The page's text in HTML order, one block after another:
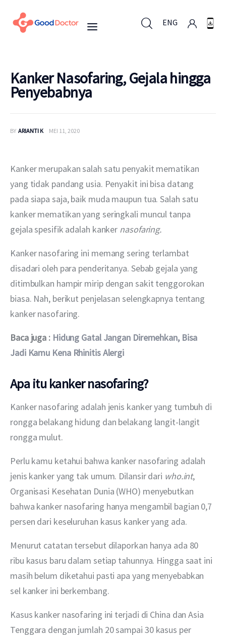
ENG
ENG
Mengapa Good Doctor
Berita
Layanan
Kanker Nasofaring, Gejala hingga
Penyebabnya
BY ARIANTI K MEI 11, 2020
Kanker merupakan salah satu penyakit mematikan
yang tidak pandang usia. Penyakit ini bisa datang
pada siapa saja, baik muda maupun tua. Salah satu
kanker mematikan yang seringkali muncul tanpa
gejala spesifik adalah kanker nasofaring.
Kanker nasofaring ini memang sering terlambat
disadari oleh para penderitanya. Sebab gejala yang
ditimbulkan hampir mirip dengan sakit tenggorokan
biasa. Nah, berikut penjelasan selengkapnya tentang
kanker nasofaring.
Baca juga : Hidung Gatal Jangan Diremehkan, Bisa
Jadi Kamu Kena Rhinitis Alergi
Apa itu kanker nasofaring?
Kanker nasofaring adalah jenis kanker yang tumbuh di
rongga belakang hidung dan belakang langit-langit
rongga mulut.
Perlu kamu ketahui bahwa kanker nasofaring adalah
jenis kanker yang tak umum. Dilansir dari who.int,
Organisasi Kesehatan Dunia (WHO) menyebutkan
bahwa kanker nasofaring hanya mengambil bagian 0,7
persen dari keseluruhan kasus kanker yang ada.
Menurut catatan tersebut dilaporkan hanya ada 80
ribu kasus baru dalam setiap tahunnya. Hingga saat ini
masih belum diketahui pasti apa yang menyebabkan
sel kanker ini berkembang.
Kasus kanker nasofaring ini terjadi di China dan Asia
Tenggara dengan jumlah 20 sampai 30 kasus per